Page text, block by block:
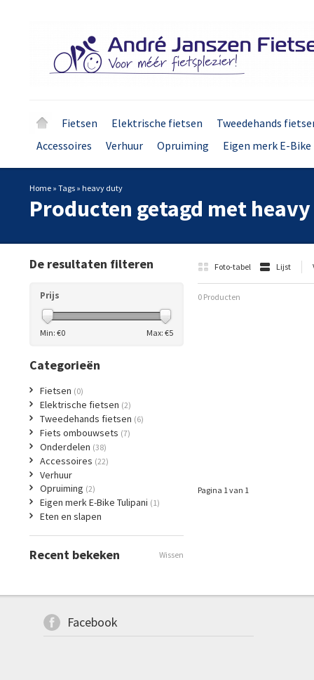
Fietsen Elektrische fietsen
Tweedehands
Accessoires
Verhuur Opruiming Eigen merk E-
Home » Tags » heavy duty
Producten getagd met
Foto-tabel Lijst
0 Producten
Pagina 1 van 1
De resultaten filteren
Prijs
Min: €0 Max: €5
Categorieën
Fietsen (0)
Elektrische fietsen (2)
Tweedehands fietsen (6)
Fiets ombouwsets (7)
Onderdelen (38)
Accessoires (22)
Verhuur
Opruiming (2)
Eigen merk E-Bike Tulipani (1)
Eten en slapen
Recent bekeken Wissen
Facebook